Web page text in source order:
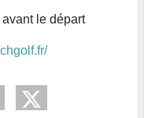
le départ